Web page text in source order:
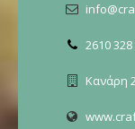
2610
Κανάρη